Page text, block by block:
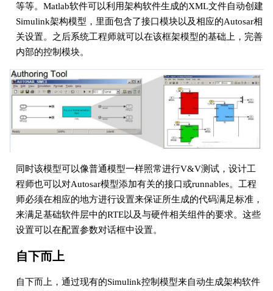
等等。Matlab软件可以利用架构软件生成的XML文件自动创建
Simulink架构模型，里面包含了接口模块以及相应的Autosar相
关设置。之后系统工程师就可以在该框架模型的基础上，完善
内部的控制模块。
同时该模型可以像普通模型一样照常进行V&V测试，设计工
程师也可以对Autosar模型添加有关的接口或runnables。工程
师必须在相应的地方进行设置来保证所生成的代码满足标准，
来满足基础软件层中的RTE以及与硬件相关组件的要求。这些
设置可以在配置参数对话框中设置。
自下而上
自下而上，通过现有的Simulink控制模型来自动生成架构软件